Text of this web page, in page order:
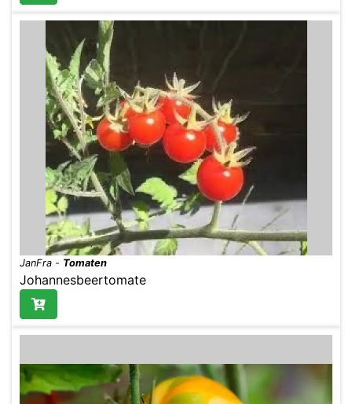
JanFra - Tomaten
Johannesbeertomate